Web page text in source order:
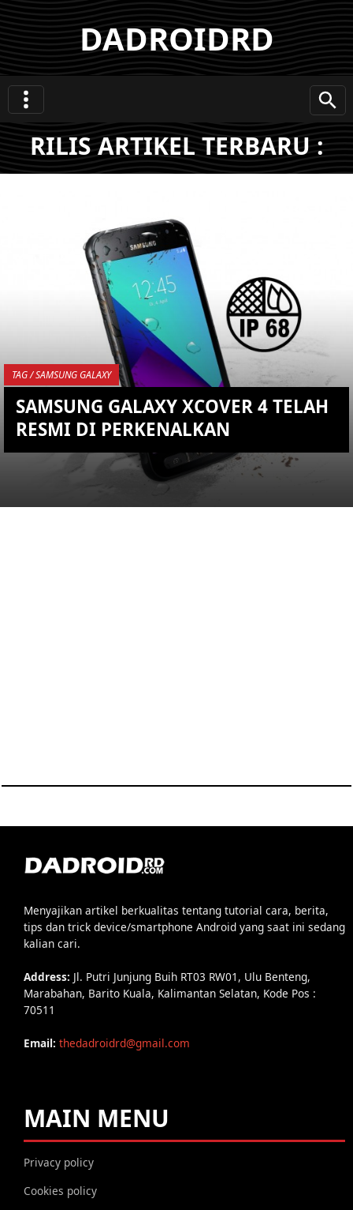
DADROIDRD
RILIS ARTIKEL TERBARU :
TAG / SAMSUNG GALAXY
SAMSUNG GALAXY XCOVER 4 TELAH
RESMI DI PERKENALKAN
Menyajikan artikel berkualitas tentang tutorial cara, berita,
tips dan trick device/smartphone Android yang saat ini sedang
kalian cari.
Address: Jl. Putri Junjung Buih RT03 RW01, Ulu Benteng,
Marabahan, Barito Kuala, Kalimantan Selatan, Kode Pos :
70511
Email: thedadroidrd@gmail.com
MAIN MENU
Privacy policy
Cookies policy